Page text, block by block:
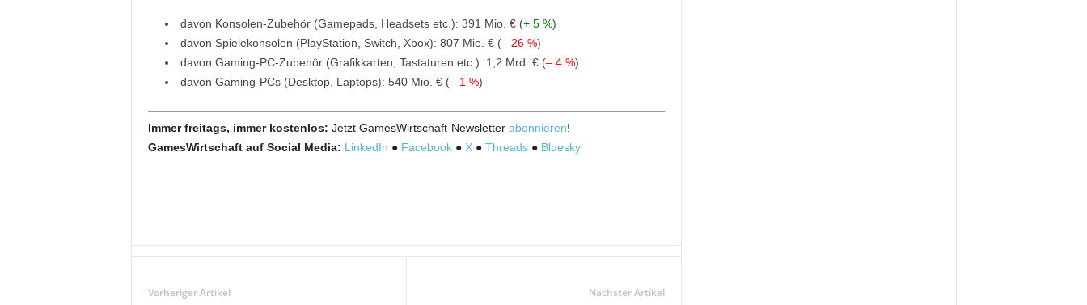
davon Konsolen-Zubehör (Gamepads, Headsets etc.): 391 Mio. € (+ 5 %)
davon Spielekonsolen (PlayStation, Switch, Xbox): 807 Mio. € (– 26 %)
davon Gaming-PC-Zubehör (Grafikkarten, Tastaturen etc.): 1,2 Mrd. € (– 4 %)
davon Gaming-PCs (Desktop, Laptops): 540 Mio. € (– 1 %)
Immer freitags, immer kostenlos: Jetzt GamesWirtschaft-Newsletter abonnieren!
GamesWirtschaft auf Social Media: LinkedIn ● Facebook● X● Threads● Bluesky
Vorheriger Artikel Nächster Artikel